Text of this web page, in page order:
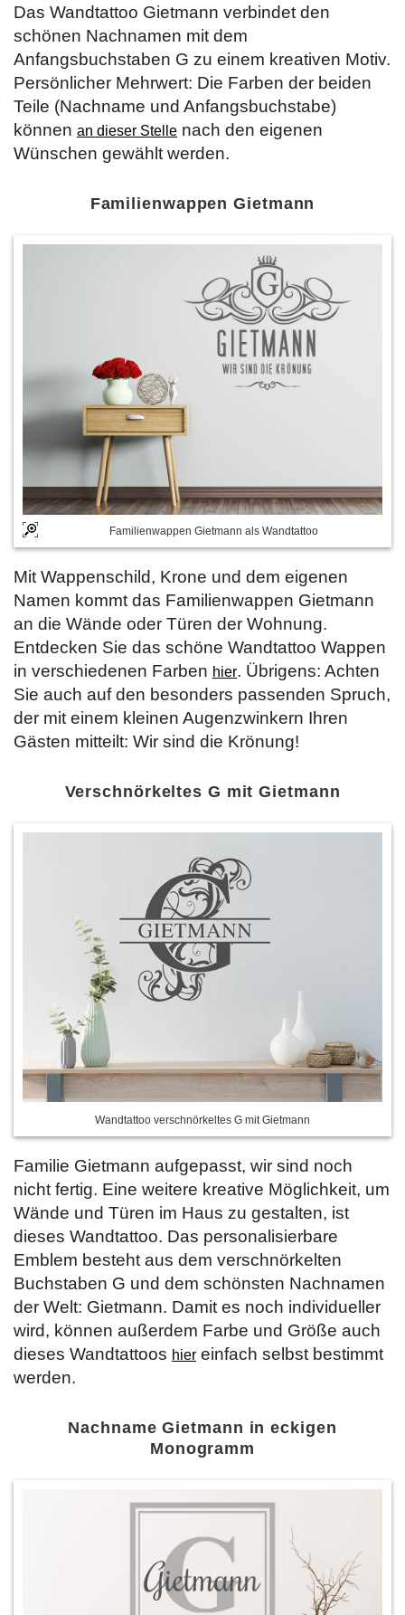
Das Wandtattoo Gietmann verbindet den
schönen Nachnamen mit dem
Anfangsbuchstaben G zu einem kreativen Motiv.
Persönlicher Mehrwert: Die Farben der beiden
Teile (Nachname und Anfangsbuchstabe)
können an dieser Stelle nach den eigenen
Wünschen gewählt werden.
Familienwappen Gietmann
Familienwappen Gietmann als Wandtattoo
Mit Wappenschild, Krone und dem eigenen
Namen kommt das Familienwappen Gietmann
an die Wände oder Türen der Wohnung.
Entdecken Sie das schöne Wandtattoo Wappen
in verschiedenen Farben hier. Übrigens: Achten
Sie auch auf den besonders passenden Spruch,
der mit einem kleinen Augenzwinkern Ihren
Gästen mitteilt: Wir sind die Krönung!
Verschnörkeltes G mit Gietmann
Wandtattoo verschnörkeltes G mit Gietmann
Familie Gietmann aufgepasst, wir sind noch
nicht fertig. Eine weitere kreative Möglichkeit, um
Wände und Türen im Haus zu gestalten, ist
dieses Wandtattoo. Das personalisierbare
Emblem besteht aus dem verschnörkelten
Buchstaben G und dem schönsten Nachnamen
der Welt: Gietmann. Damit es noch individueller
wird, können außerdem Farbe und Größe auch
dieses Wandtattoos hier einfach selbst bestimmt
werden.
Nachname Gietmann in eckigen
Monogramm